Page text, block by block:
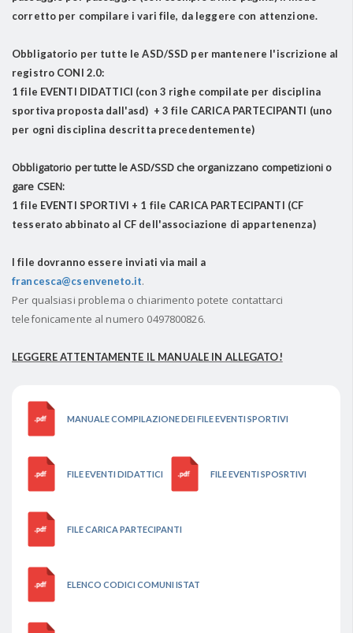
corretto per compilare i vari file, da leggere con attenzione.
Obbligatorio per tutte le ASD/SSD per mantenere l'iscrizione al
registro CONI 2.0:
1 file EVENTI DIDATTICI (con 3 righe compilate per disciplina
sportiva proposta dall'asd) + 3 file CARICA PARTECIPANTI (uno
per ogni disciplina descritta precedentemente)
Obbligatorio per tutte le ASD/SSD che organizzano competizioni o
gare CSEN:
1 file EVENTI SPORTIVI + 1 file CARICA PARTECIPANTI (CF
tesserato abbinato al CF dell'associazione di appartenenza)
I file dovranno essere inviati via mail a
francesca@csenveneto.it.
Per qualsiasi problema o chiarimento potete contattarci
telefonicamente al numero 0497800826.
LEGGERE ATTENTAMENTE IL MANUALE IN ALLEGATO!
MANUALE COMPILAZIONE DEI FILE EVENTI SPORTIVI
FILE EVENTI DIDATTICI FILE EVENTI SPOSRTIVI
FILE CARICA PARTECIPANTI
ELENCO CODICI COMUNI ISTAT